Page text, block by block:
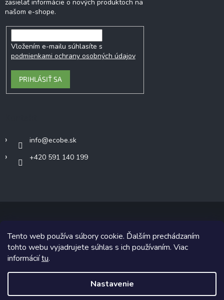
Tento web používa súbory cookie. Ďalším prechádzaním
tohto webu vyjadrujete súhlas s ich používaním. Viac
informáciítu.
Nastavenie
zasielať informácie o nových produktoch na
našom e-shope.
Vložením e-mailu súhlasíte s
podmienkami ochrany osobných údajov
PRIHLÁSIŤ SA
info@ecobe.sk
+420 591 140 199
Copyright 2026Ecobe.sk. Všetky práva vyhradené.
Grafický návrh vytvoril a na Shoptet implementoval
Shoptetak.cz.